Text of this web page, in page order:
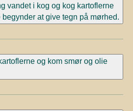
vandet i kog og kog kartoflerne
at give tegn på mørhed.
og kom smør og olie